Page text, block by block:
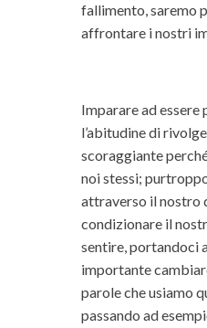
fallimento, saremo
affrontare i nostri
Imparare ad essere
l’abitudine di
scoraggiante
noi stessi;
attraverso il nostro
condizionare il
sentire, portandoci
importante
parole che usiamo
passando ad